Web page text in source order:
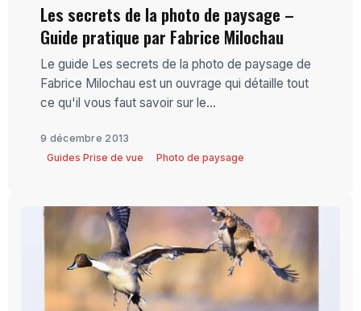
Les secrets de la photo de paysage –
Guide pratique par Fabrice Milochau
Le guide Les secrets de la photo de paysage de
Fabrice Milochau est un ouvrage qui détaille tout
ce qu'il vous faut savoir sur le...
9 décembre 2013
Guides Prise de vue
Photo de paysage